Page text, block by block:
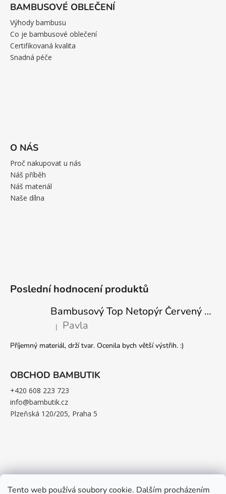
Tento web používá soubory cookie. Dalším procházením
BAMBUSOVÉ OBLEČENÍ
Výhody bambusu
Co je bambusové oblečení
Certifikovaná kvalita
Snadná péče
O NÁS
Proč nakupovat u nás
Náš příběh
Náš materiál
Naše dílna
Poslední hodnocení produktů
Bambusový Top Netopýr Červený 3/4 Rukáv Volný Střih Dámský
Hodnocení produktu je 5 z 5 hvězdiček.
| Pavla
Příjemný materiál, drží tvar. Ocenila bych větší výstřih. :)
OBCHOD BAMBUTIK
+420 608 223 723
info@bambutik.cz
Plzeňská 120/205, Praha 5